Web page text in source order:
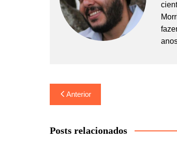
Navegação
de
Post
Anterior
Posts relacionados